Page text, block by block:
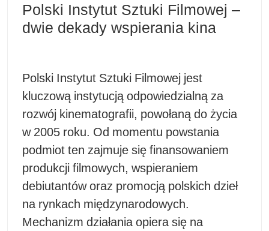
Polski Instytut Sztuki Filmowej –
dwie dekady wspierania kina
Polski Instytut Sztuki Filmowej jest
kluczową instytucją odpowiedzialną za
rozwój kinematografii, powołaną do życia
w 2005 roku. Od momentu powstania
podmiot ten zajmuje się finansowaniem
produkcji filmowych, wspieraniem
debiutantów oraz promocją polskich dzieł
na rynkach międzynarodowych.
Mechanizm działania opiera się na